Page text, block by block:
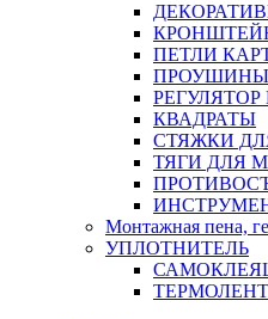
ПЕТЛИ
ПРОУШИНЫ
КВАДРАТЫ
СТЯЖКИ
ТЯГИ ДЛЯ
Монтажная пена,
УПЛОТНИТЕЛЬ